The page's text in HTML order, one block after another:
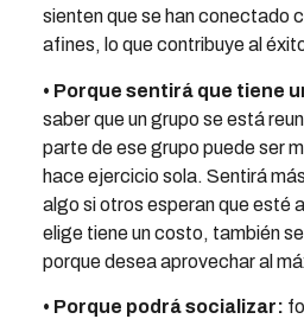
sienten que se han conectado
afines, lo que contribuye al
• Porque sentirá que tiene
saber que un grupo se está
parte de ese grupo puede ser
hace ejercicio sola. Sentirá
algo si otros esperan que esté
elige tiene un costo, también
porque desea aprovechar al
• Porque podrá socializar: